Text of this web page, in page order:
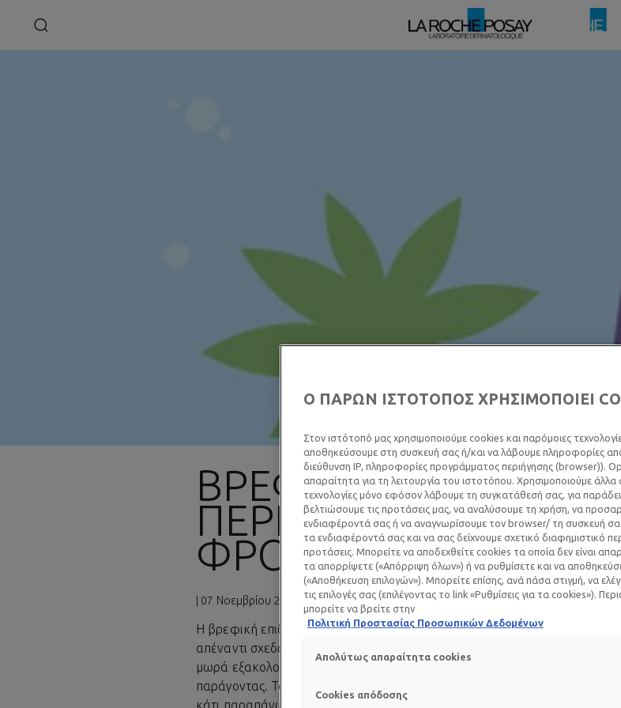
ΒΡΕΦΙΚΆ ΠΡΟΪΌΝΤΑ
ΠΕΡΙΠΟΊΗΣΗΣ:
ΦΡΟΝΤΊΔΑ ΓΙΑ ΤΟ
| 07 Νοεμβρίου 2025
Η βρεφική επιδερμίδα είναι ο ορισμός της απαλότητας – την ίδια στιγμή,
απέναντι σχεδόν στα πάντα. Αν και εξωτερικά δείχνει ολοκληρωμένη, ο
μωρά εξακολουθεί να αναπτύσσεται και για αυτό είναι πολύ πιο
παράγοντας. Το να επιλέξετε τα κατάλληλα
κάτι παραπάνω από απαραίτητο, από την στιγμή που καλωσορίζετε στο
Ο ΠΑΡΩΝ ΙΣΤΟΤΟΠΟΣ ΧΡΗΣΙΜΟΠΟΙΕΙ
Στον ιστότοπό μας χρησιμοποιούμε cookies και παρόμοιες
αποθηκεύσουμε στη συσκευή σας ή/και να λάβουμε πληροφορίες
διεύθυνση IP, πληροφορίες προγράμματος περιήγησης (browser)).
απαραίτητα για τη λειτουργία του ιστοτόπου. Χρησιμοποιούμε άλλα
τεχνολογίες μόνο εφόσον λάβουμε τη συγκατάθεσή σας, για
βελτιώσουμε τις προτάσεις μας, να αναλύσουμε τη χρήση, να
ενδιαφέροντά σας ή να αναγνωρίσουμε τον browser/ τη συσκευή
τα ενδιαφέροντά σας και να σας δείχνουμε σχετικό διαφημιστικό
προτάσεις. Μπορείτε να αποδεχθείτε cookies τα οποία δεν είναι
τα απορρίψετε («Απόρριψη όλων») ή να ρυθμίσετε και να
(«Αποθήκευση επιλογών»). Μπορείτε επίσης, ανά πάσα στιγμή, να
τις επιλογές σας (επιλέγοντας το link «Ρυθμίσεις για τα cookies»).
μπορείτε να βρείτε στην
Πολιτική Προστασίας Προσωπικών Δεδομένων
Απολύτως απαραίτητα cookies
Cookies απόδοσης